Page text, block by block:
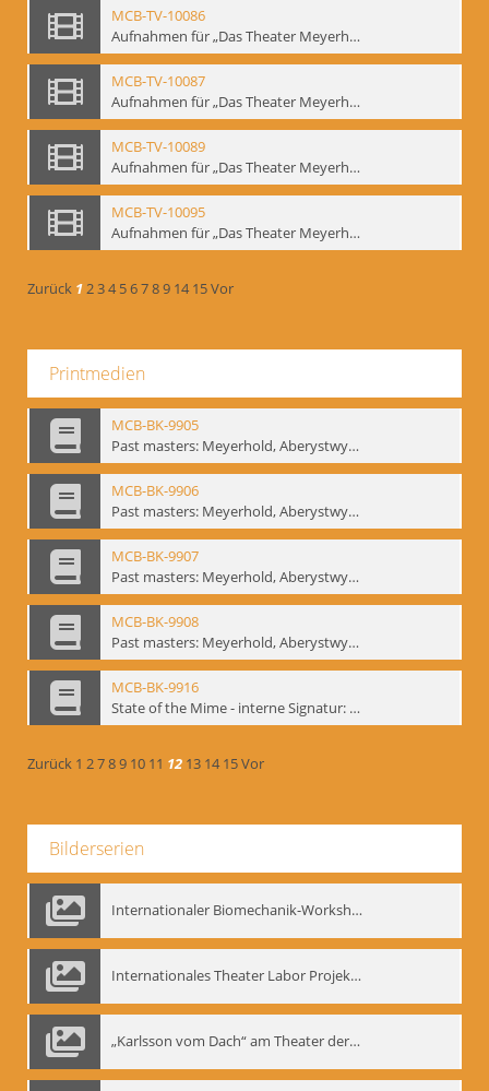
MCB-TV-10086
Aufnahmen für „Das Theater Meyerholds und die Biomechanik“ (2). Demonstration der Etüde „Die Ohrfeige“ in verschiedenen Variationen, Ausschnitt 1 - Interne Signatur: BM-vid-2_A1
MCB-TV-10087
Aufnahmen für „Das Theater Meyerholds und die Biomechanik“ (2). Demonstration der Etüde „Die Ohrfeige“ in verschiedenen Variationen, Ausschnitt 2 - Interne Signatur: BM-vid-2_A2
MCB-TV-10089
Aufnahmen für „Das Theater Meyerholds und die Biomechanik“ (3). Etüde „Der Dolchstoß“, Ausschnitt 1 - Interne Signatur: BM-vid-3_A1
MCB-TV-10095
Aufnahmen für „Das Theater Meyerholds und die Biomechanik“ (6). Biomechanische Grundelemente und szenische Umsetzung, Ausschnitt 1 - Interne Signatur: BM-vid-6_A1
Zurück 1234 56789 14 15Vor
Printmedien
MCB-BK-9905
Past masters: Meyerhold, Aberystwyth, 27.-29.10.1995 - interne Signatur: BM-prt-94-5
MCB-BK-9906
Past masters: Meyerhold, Aberystwyth, 27.-29.10.1995 - interne Signatur: BM-prt-94-6
MCB-BK-9907
Past masters: Meyerhold, Aberystwyth, 27.-29.10.1995 - interne Signatur: BM-prt-94-7
MCB-BK-9908
Past masters: Meyerhold, Aberystwyth, 27.-29.10.1995 - interne Signatur: BM-prt-94-8
MCB-BK-9916
State of the Mime - interne Signatur: BM-prt-100
Zurück 1 2789 10 11 12 13 14 15Vor
Bilderserien
Internationaler Biomechanik-Workshop, Moskau 1993
Internationales Theater Labor Projekt: Play Don Juan
„Karlsson vom Dach“ am Theater der Satire, Moskau 1985